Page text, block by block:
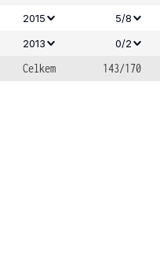
2015
5/8
2013
0/2
Celkem 143/170